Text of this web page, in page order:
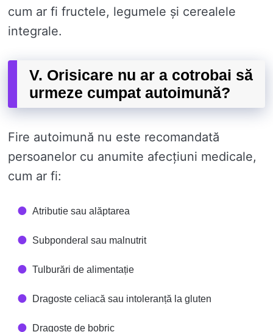
cum ar fi fructele, legumele și cerealele
integrale.
V. Orisicare nu ar a cotrobai să
urmeze cumpat autoimună?
Fire autoimună nu este recomandată
persoanelor cu anumite afecțiuni medicale,
cum ar fi:
Atributie sau alăptarea
Subponderal sau malnutrit
Tulburări de alimentație
Dragoste celiacă sau intoleranță la gluten
Dragoste de bobric